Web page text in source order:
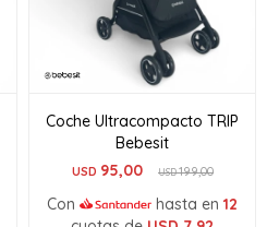
Coche Ultracompacto TRIP
Bebesit
USD 95,00 USD199,00
Con hasta en 12